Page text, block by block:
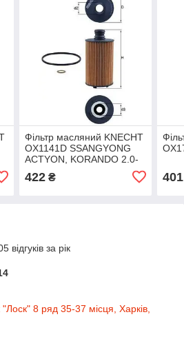
Фільтр масляний KNECHT
OX1141D SSANGYONG
ACTYON, KORANDO 2.0-
422₴ 401
відгуків за рік
8 ряд 35-37 місця, Харків,